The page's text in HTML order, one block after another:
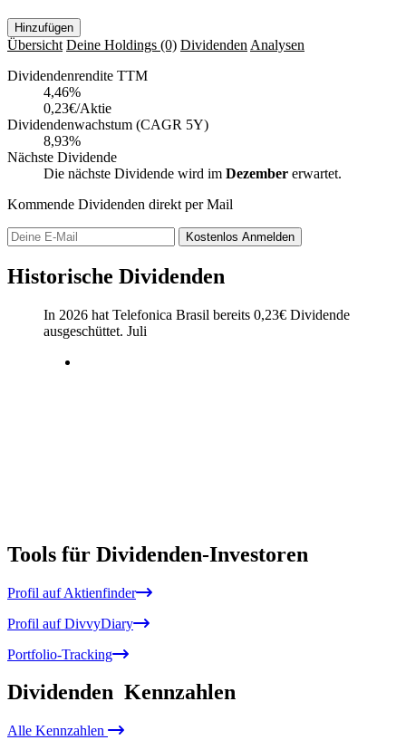
Hinzufügen
Übersicht Deine Holdings (0) Dividenden Analysen
Dividendenrendite TTM
4,46%
0,23€/Aktie
Dividendenwachstum (CAGR 5Y)
8,93%
Nächste Dividende
Die nächste Dividende wird im Dezember erwartet.
Kommende Dividenden direkt per Mail
Kostenlos Anmelden
Historische Dividenden
In 2026 hat Telefonica Brasil bereits 0,23€ Dividende
ausgeschüttet. Juli
Tools für Dividenden-Investoren
Profil auf Aktienfinder
Profil auf DivvyDiary
Portfolio-Tracking
Dividenden Kennzahlen
Alle Kennzahlen